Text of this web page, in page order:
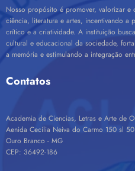
Nosso propósito é promover, valorizar e
ciência, literatura e artes, incentivando a
crítico e a criatividade. A instituição
cultural e educacional da sociedade,
a memória e estimulando a integração
Contatos
Academia de Ciencias, Letras e Arte de
Aenida Cecília Neiva do Carmo 150 sl
Ouro Branco - MG
CEP: 36492-186